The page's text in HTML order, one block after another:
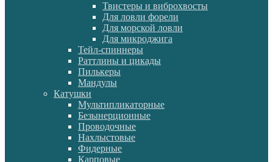
Твистеры и виброхвосты
Для ловли форели
Для морской ловли
Для микроджига
Тейл-спиннеры
Раттлины и цикады
Пилькеры
Мандулы
Катушки
Мультипликаторные
Безынерционные
Проводочные
Нахлыстовые
Фидерные
Карповые